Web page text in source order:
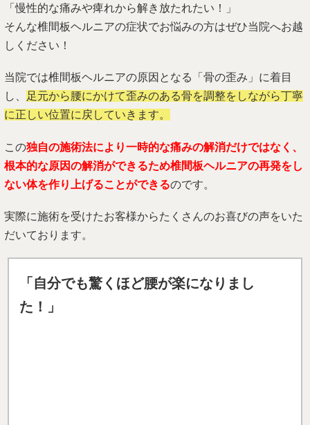
「慢性的な痛みや痺れから解き放たれたい！」
そんな椎間板ヘルニアの症状でお悩みの方はぜひ当院へお越
しください！
当院では椎間板ヘルニアの原因となる「骨の歪み」に着目
し、 足元から腰にかけて歪みのある骨を調整をしながら丁寧
に正しい位置に戻していきます。
この独自の施術法により一時的な痛みの解消だけではなく、
根本的な原因の解消ができるため椎間板ヘルニアの再発をし
ない体を作り上げることができるのです。
実際に施術を受けたお客様からたくさんのお喜びの声をいた
だいております。
「自分でも驚くほど腰が楽になりまし
た！」